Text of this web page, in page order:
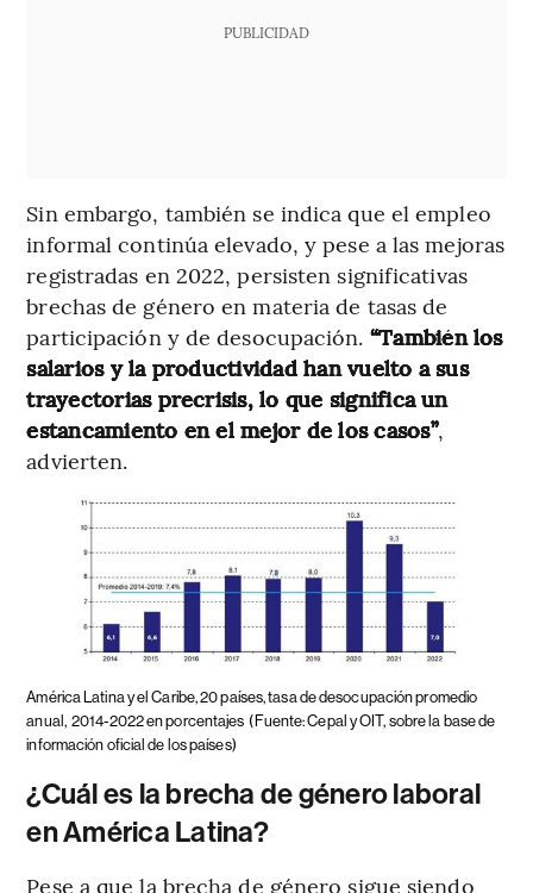
PUBLICIDAD
Sin embargo, también se indica que el empleo
informal continúa elevado, y pese a las mejoras
registradas en 2022, persisten significativas
brechas de género en materia de tasas de
participación y de desocupación. “También los
salarios y la productividad han vuelto a sus
trayectorias precrisis, lo que significa un
estancamiento en el mejor de los casos”,
advierten.
América Latina y el Caribe, 20 países, tasa de desocupación promedio
anual, 2014-2022 en porcentajes (Fuente: Cepal y OIT, sobre la base de
información oficial de los países)
¿Cuál es la brecha de género laboral
en América Latina?
Pese a que la brecha de género sigue siendo